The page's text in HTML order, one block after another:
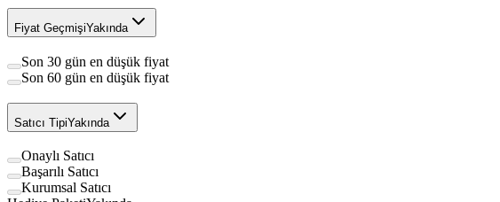
Fiyat GeçmişiYakında
Son 30 gün en düşük fiyat
Son 60 gün en düşük fiyat
Satıcı TipiYakında
Onaylı Satıcı
Başarılı Satıcı
Kurumsal Satıcı